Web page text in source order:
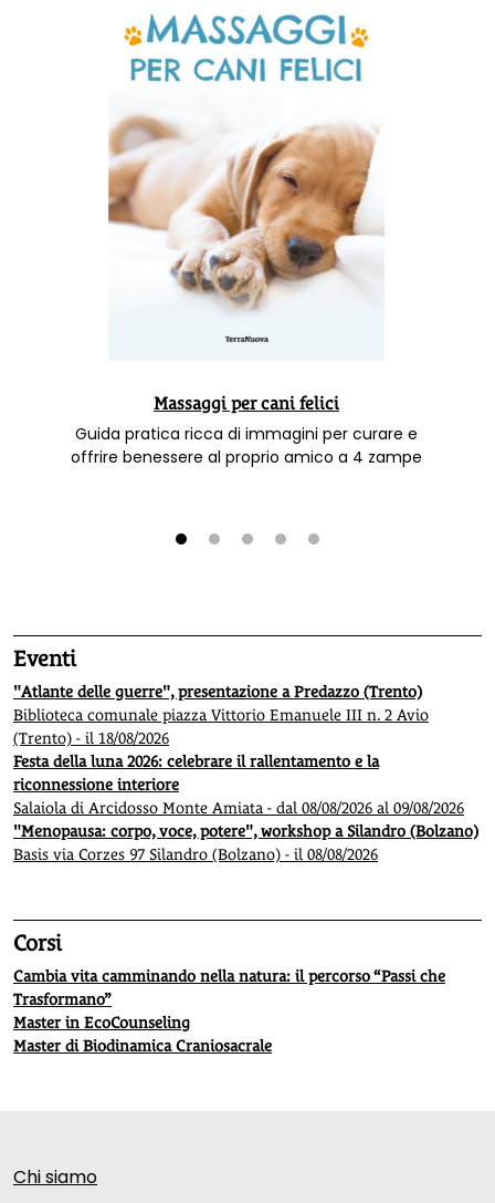
Massaggi per cani felici
Guida pratica ricca di immagini per curare e
offrire benessere al proprio amico a 4 zampe
Eventi
"Atlante delle guerre", presentazione a Predazzo (Trento)
Biblioteca comunale piazza Vittorio Emanuele III n. 2 Avio
(Trento) - il 18/08/2026
Festa della luna 2026: celebrare il rallentamento e la
riconnessione interiore
Salaiola di Arcidosso Monte Amiata - dal 08/08/2026 al 09/08/2026
"Menopausa: corpo, voce, potere", workshop a Silandro (Bolzano)
Basis via Corzes 97 Silandro (Bolzano) - il 08/08/2026
Corsi
Cambia vita camminando nella natura: il percorso “Passi che
Trasformano”
Master in EcoCounseling
Master di Biodinamica Craniosacrale
Chi siamo